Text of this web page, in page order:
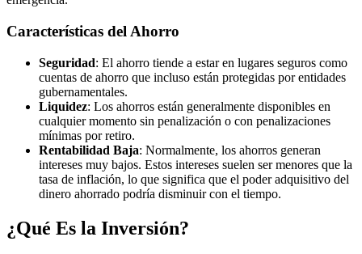
Características del Ahorro
Seguridad: El ahorro tiende a estar en lugares seguros como
cuentas de ahorro que incluso están protegidas por entidades
gubernamentales.
Liquidez: Los ahorros están generalmente disponibles en
cualquier momento sin penalización o con penalizaciones
mínimas por retiro.
Rentabilidad Baja: Normalmente, los ahorros generan
intereses muy bajos. Estos intereses suelen ser menores que la
tasa de inflación, lo que significa que el poder adquisitivo del
dinero ahorrado podría disminuir con el tiempo.
¿Qué Es la Inversión?